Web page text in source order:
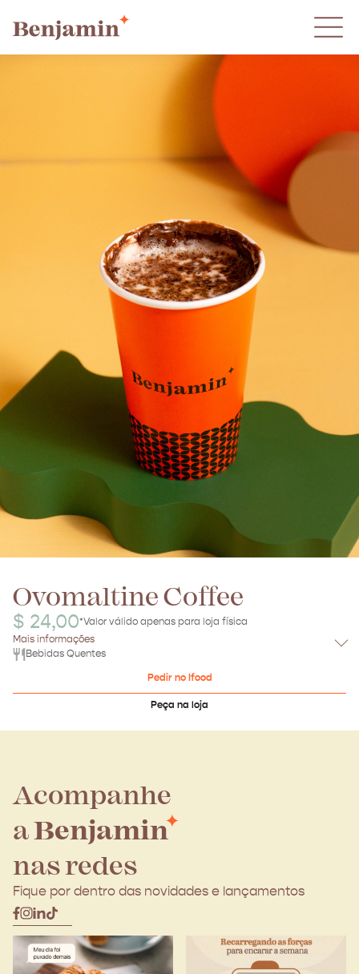
Ovomaltine Coffee
$ 24,00*Valor válido apenas para loja física
Mais informações
Bebidas Quentes
Pedir no Ifood
Peça na loja
Acompanhe
aBenjamin
nas redes
Fique por dentro das novidades e lançamentos